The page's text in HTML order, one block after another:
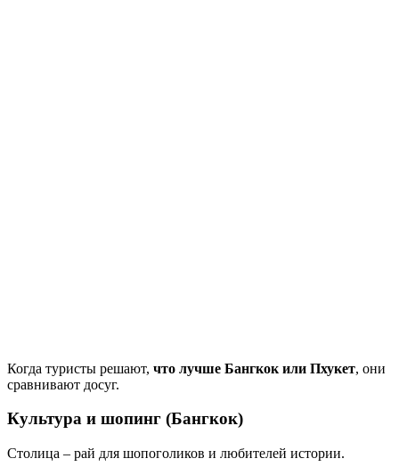
Когда туристы решают, что лучше Бангкок или Пхукет, они
сравнивают досуг.
Культура и шопинг (Бангкок)
Столица – рай для шопоголиков и любителей истории.